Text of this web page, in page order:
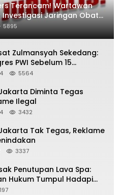
Terancam! Wartawan
Investigasi Jaringan Obat
5895
Zulmansyah Sekedang:
PWI Sebelum 15
5564
Diminta Tegas
Ilegal
3432
Tak Tegas, Reklame
3337
Penutupan Lava Spa:
Hukum Tumpul Hadapi